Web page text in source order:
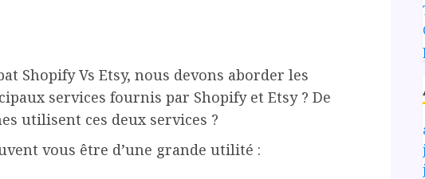
Shopify Vs Etsy, nous devons aborder les
services fournis par Shopify et Etsy ? De
utilisent ces deux services ?
vous être d’une grande utilité :